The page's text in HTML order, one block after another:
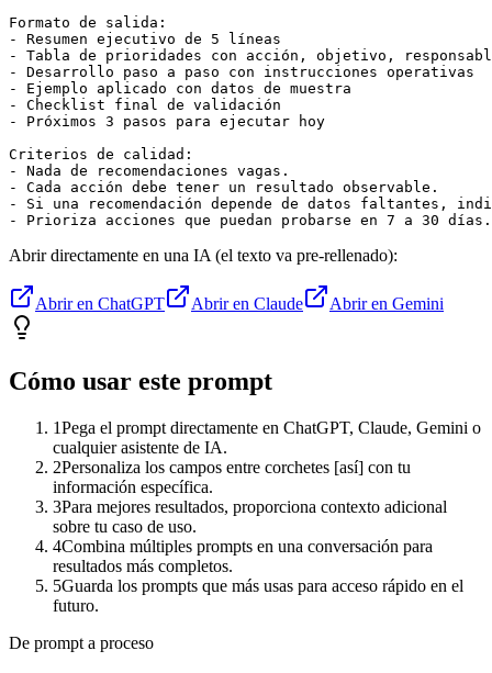
Formato de salida:
- Resumen ejecutivo de 5 líneas
- Tabla de prioridades con acción, objetivo,
- Desarrollo paso a paso con instrucciones operativas
- Ejemplo aplicado con datos de muestra
- Checklist final de validación
- Próximos 3 pasos para ejecutar hoy
Criterios de calidad:
- Nada de recomendaciones vagas.
- Cada acción debe tener un resultado observable.
- Si una recomendación depende de datos faltantes,
- Prioriza acciones que puedan probarse en 7 a 30 días.
Abrir directamente en una IA (el texto va pre-rellenado):
Abrir en ChatGPT Abrir en Claude Abrir en Gemini
Cómo usar este prompt
1Pega el prompt directamente en ChatGPT, Claude, Gemini o
cualquier asistente de IA.
2Personaliza los campos entre corchetes [así] con tu
información específica.
3Para mejores resultados, proporciona contexto adicional
sobre tu caso de uso.
4Combina múltiples prompts en una conversación para
resultados más completos.
5Guarda los prompts que más usas para acceso rápido en el
futuro.
De prompt a proceso